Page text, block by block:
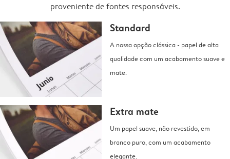
proveniente de fontes responsáveis.
Standard
A nossa opção clássica - papel de alta
qualidade com um acabamento suave e
mate.
Extra mate
Um papel suave, não revestido, em
branco puro, com um acabamento
elegante.